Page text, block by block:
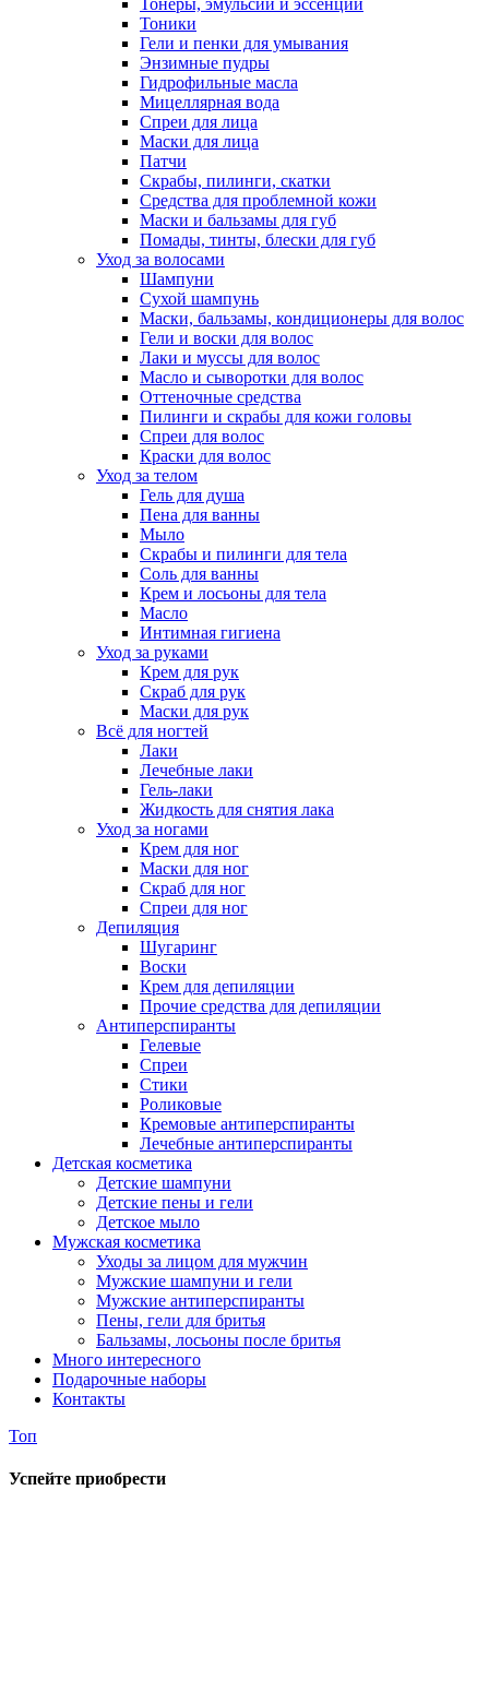
Тоники
Гели и пенки для умывания
Энзимные пудры
Гидрофильные масла
Мицеллярная вода
Спреи для лица
Маски для лица
Патчи
Скрабы, пилинги, скатки
Средства для проблемной кожи
Маски и бальзамы для губ
Помады, тинты, блески для губ
Уход за волосами
Шампуни
Сухой шампунь
Маски, бальзамы, кондиционеры для волос
Гели и воски для волос
Лаки и муссы для волос
Масло и сыворотки для волос
Оттеночные средства
Пилинги и скрабы для кожи головы
Спреи для волос
Краски для волос
Уход за телом
Гель для душа
Пена для ванны
Мыло
Скрабы и пилинги для тела
Соль для ванны
Крем и лосьоны для тела
Масло
Интимная гигиена
Уход за руками
Крем для рук
Скраб для рук
Маски для рук
Всё для ногтей
Лаки
Лечебные лаки
Гель-лаки
Жидкость для снятия лака
Уход за ногами
Крем для ног
Маски для ног
Скраб для ног
Спреи для ног
Депиляция
Шугаринг
Воски
Крем для депиляции
Прочие средства для депиляции
Антиперспиранты
Гелевые
Спреи
Стики
Роликовые
Кремовые антиперспиранты
Лечебные антиперспиранты
Детская косметика
Детские шампуни
Детские пены и гели
Детское мыло
Мужская косметика
Уходы за лицом для мужчин
Мужские шампуни и гели
Мужские антиперспиранты
Пены, гели для бритья
Бальзамы, лосьоны после бритья
Много интересного
Подарочные наборы
Контакты
Топ
Успейте приобрести